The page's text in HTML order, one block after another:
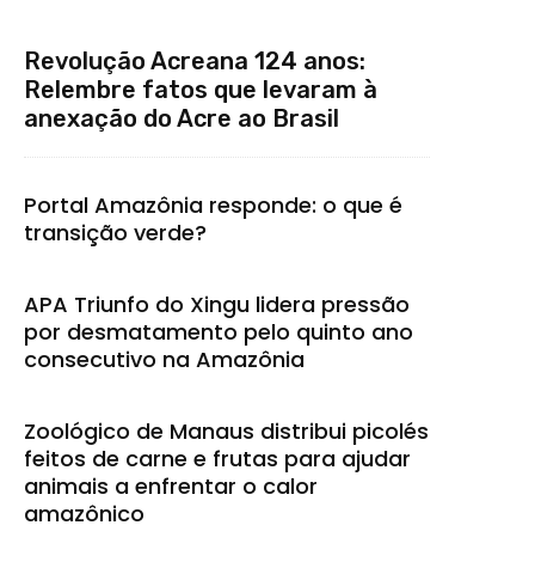
Revolução Acreana 124 anos:
Relembre fatos que levaram à
anexação do Acre ao Brasil
Portal Amazônia responde: o que é
transição verde?
APA Triunfo do Xingu lidera pressão
por desmatamento pelo quinto ano
consecutivo na Amazônia
Zoológico de Manaus distribui picolés
feitos de carne e frutas para ajudar
animais a enfrentar o calor
amazônico